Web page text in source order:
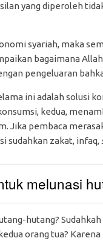
yang diperoleh
syariah, maka
bagaimana
pengeluaran
ini adalah solusi
kedua,
Jika pembaca
sudahkan zakat, infaq,
melunasi
hutang?
orang tua?